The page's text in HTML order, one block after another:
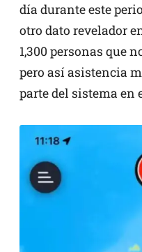
día durante este
otro dato revelador
1,300 personas que
pero así asistencia
parte del sistema en